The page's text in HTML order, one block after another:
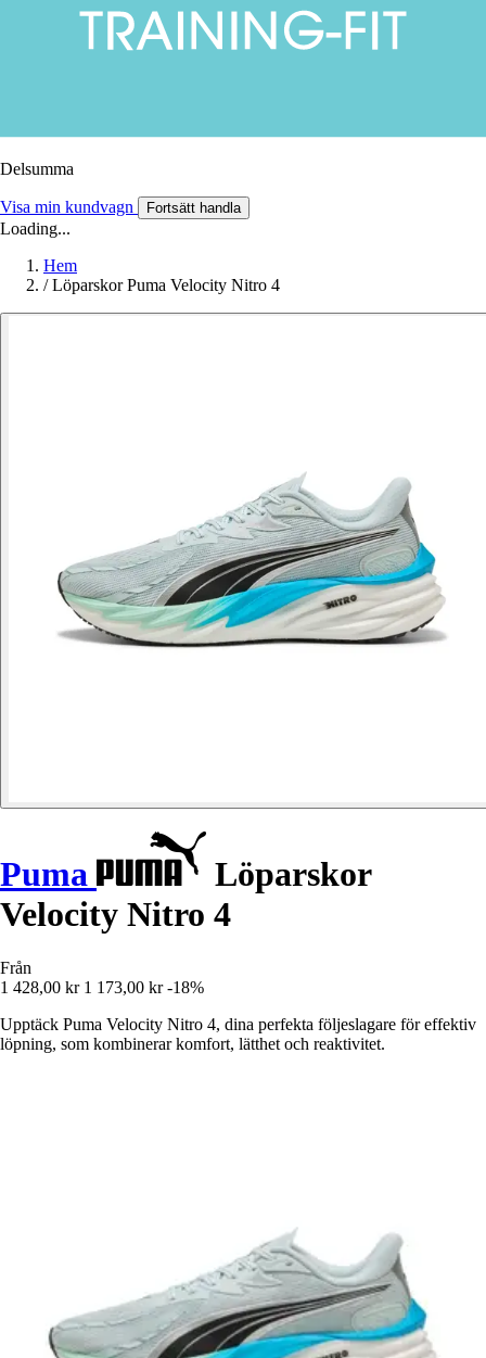
Delsumma
Visa min kundvagn Fortsätt handla
Loading...
Hem
/ Löparskor Puma Velocity Nitro 4
Puma
Löparskor
Velocity Nitro 4
Från
1 428,00 kr 1 173,00 kr -18%
Upptäck Puma Velocity Nitro 4, dina perfekta följeslagare för effektiv
löpning, som kombinerar komfort, lätthet och reaktivitet.